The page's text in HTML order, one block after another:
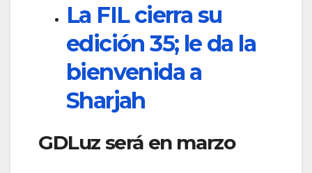
La FIL cierra su
edición 35; le da la
bienvenida a
Sharjah
GDLuz será en marzo